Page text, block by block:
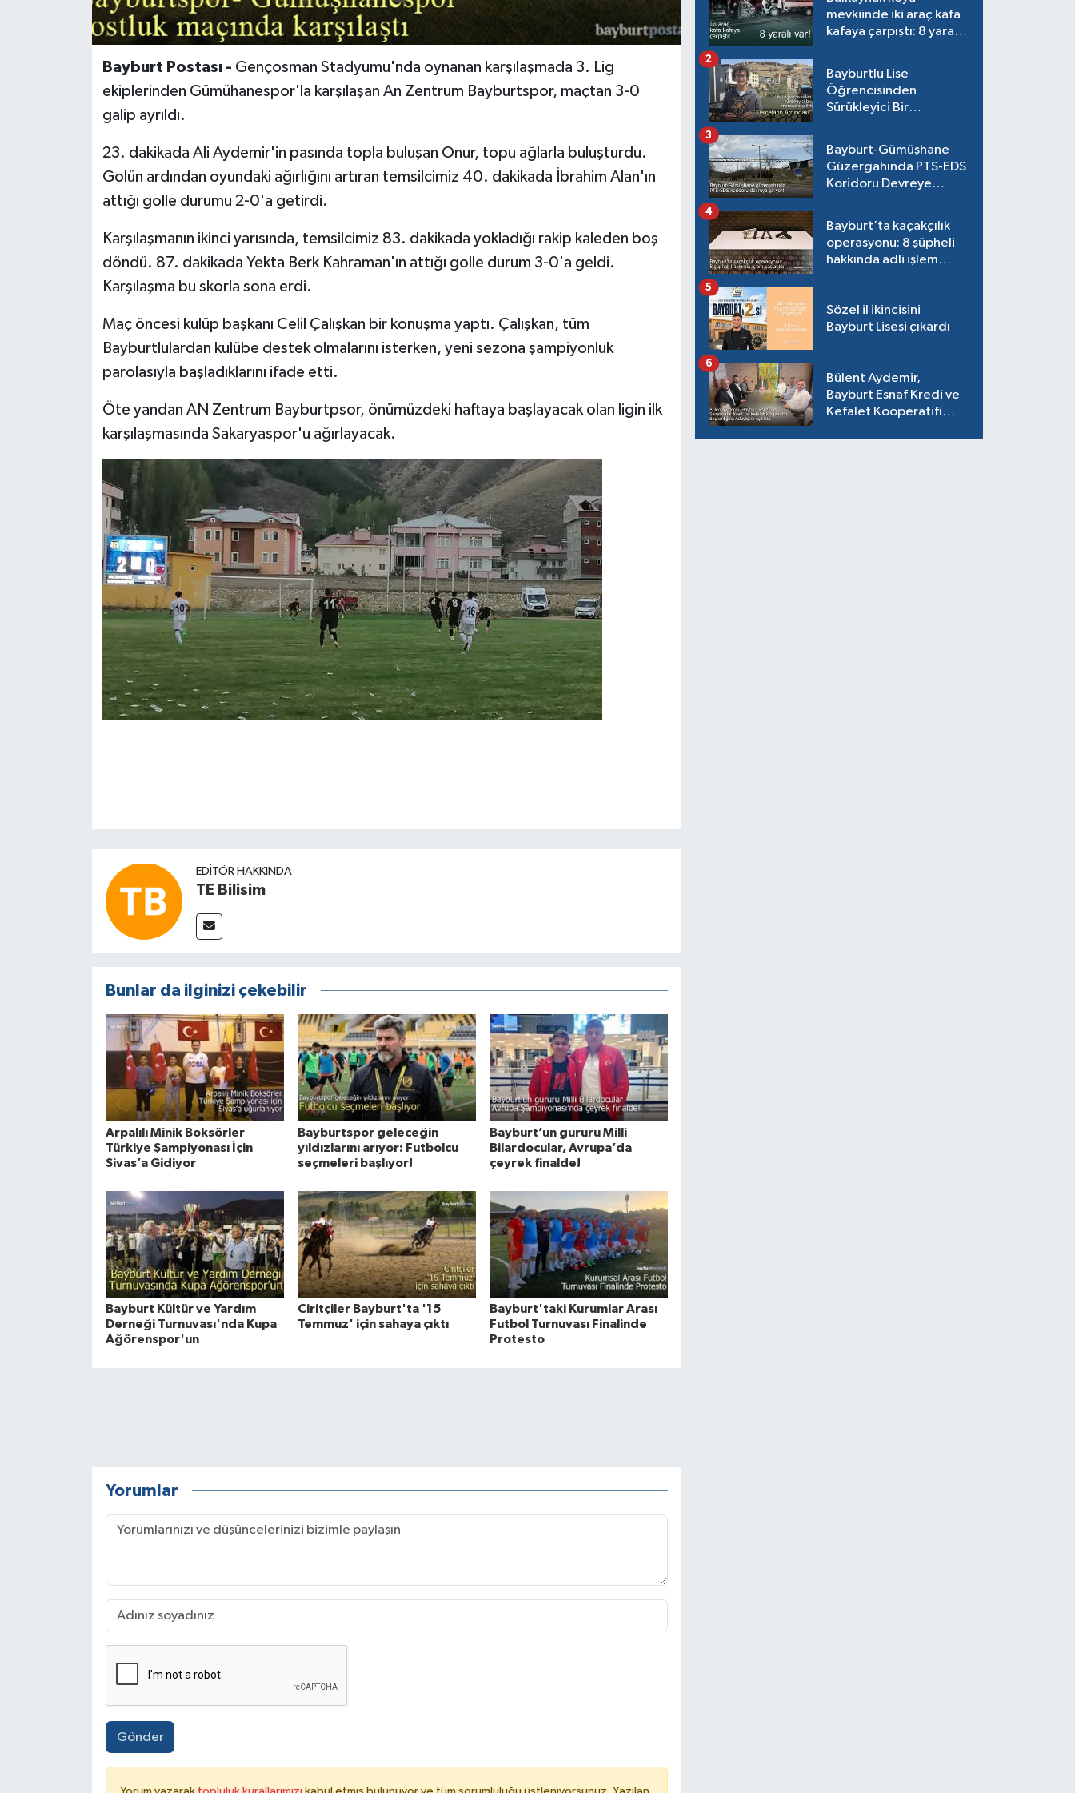
Bayburt Postası - Gençosman Stadyumu'nda oynanan karşılaşmada 3. Lig
ekiplerinden Gümühanespor'la karşılaşan An Zentrum Bayburtspor, maçtan 3-0
galip ayrıldı.
23. dakikada Ali Aydemir'in pasında topla buluşan Onur, topu ağlarla buluşturdu.
Golün ardından oyundaki ağırlığını artıran temsilcimiz 40. dakikada İbrahim Alan'ın
attığı golle durumu 2-0'a getirdi.
Karşılaşmanın ikinci yarısında, temsilcimiz 83. dakikada yokladığı rakip kaleden boş
döndü. 87. dakikada Yekta Berk Kahraman'ın attığı golle durum 3-0'a geldi.
Karşılaşma bu skorla sona erdi.
Maç öncesi kulüp başkanı Celil Çalışkan bir konuşma yaptı. Çalışkan, tüm
Bayburtlulardan kulübe destek olmalarını isterken, yeni sezona şampiyonluk
parolasıyla başladıklarını ifade etti.
Öte yandan AN Zentrum Bayburtpsor, önümüzdeki haftaya başlayacak olan ligin ilk
karşılaşmasında Sakaryaspor'u ağırlayacak.
EDITÖR HAKKINDA
TE Bilisim
Bunlar da ilginizi çekebilir
Arpalılı Minik Boksörler
Türkiye Şampiyonası İçin
Sivas’a Gidiyor
Bayburtspor geleceğin
yıldızlarını arıyor: Futbolcu
seçmeleri başlıyor!
Bayburt’un gururu Milli
Bilardocular, Avrupa’da
çeyrek finalde!
Bayburt Kültür ve Yardım
Derneği Turnuvası'nda Kupa
Ağörenspor'un
Ciritçiler Bayburt'ta '15
Temmuz' için sahaya çıktı
Bayburt'taki Kurumlar Arası
Futbol Turnuvası Finalinde
Protesto
Yorumlar
Gönder
mevkiinde iki araç kafa
kafaya çarpıştı: 8 yaralı
Bayburtlu Lise
Öğrencisinden
Sürükleyici Bir
2
Bayburt-Gümüşhane
Güzergahında PTS-EDS
Koridoru Devreye
3
Bayburt’ta kaçakçılık
operasyonu: 8 şüpheli
hakkında adli işlem
4
Sözel il ikincisini
Bayburt Lisesi çıkardı
5
Bülent Aydemir,
Bayburt Esnaf Kredi ve
Kefalet Kooperatifi
6